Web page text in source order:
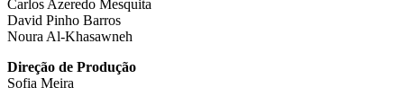
Carlos Azeredo Mesquita
David Pinho Barros
Noura Al-Khasawneh
Direção de Produção
Sofia Meira